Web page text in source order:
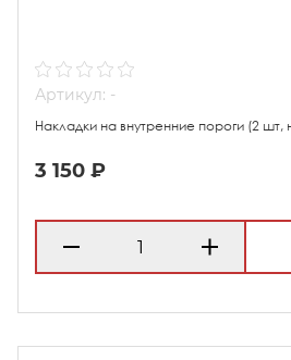
Артикул: -
Накладки на внутренние пороги (2 шт,
3 150 ₽